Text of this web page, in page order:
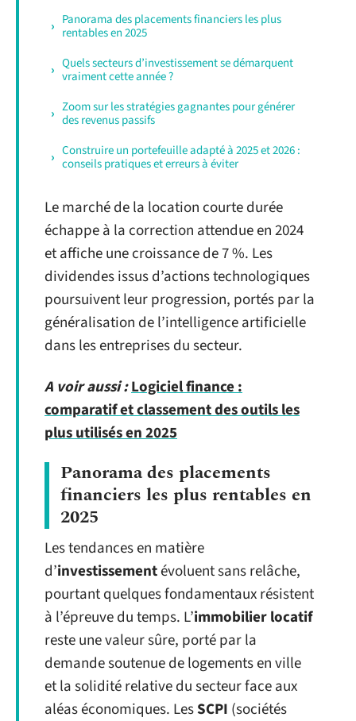
Panorama des placements financiers les plus
rentables en 2025
Quels secteurs d’investissement se démarquent
vraiment cette année ?
Zoom sur les stratégies gagnantes pour générer
des revenus passifs
Construire un portefeuille adapté à 2025 et 2026 :
conseils pratiques et erreurs à éviter
Le marché de la location courte durée
échappe à la correction attendue en 2024
et affiche une croissance de 7 %. Les
dividendes issus d’actions technologiques
poursuivent leur progression, portés par la
généralisation de l’intelligence artificielle
dans les entreprises du secteur.
A voir aussi :Logiciel finance :
comparatif et classement des outils les
plus utilisés en 2025
Panorama des placements
financiers les plus rentables en
2025
Les tendances en matière
d’investissementévoluent sans relâche,
pourtant quelques fondamentaux résistent
à l’épreuve du temps. L’immobilier locatif
reste une valeur sûre, porté par la
demande soutenue de logements en ville
et la solidité relative du secteur face aux
aléas économiques. LesSCPI (sociétés